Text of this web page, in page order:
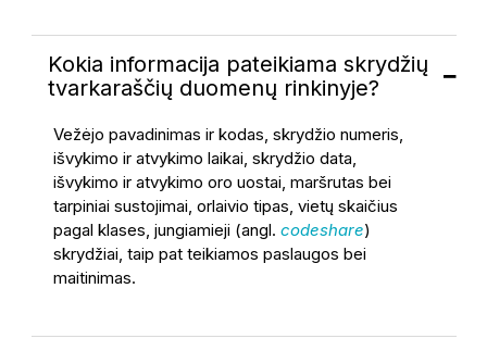
Kokia informacija pateikiama skrydžių
tvarkaraščių duomenų rinkinyje?
Vežėjo pavadinimas ir kodas, skrydžio numeris,
išvykimo ir atvykimo laikai, skrydžio data,
išvykimo ir atvykimo oro uostai, maršrutas bei
tarpiniai sustojimai, orlaivio tipas, vietų skaičius
pagal klases, jungiamieji (angl. codeshare)
skrydžiai, taip pat teikiamos paslaugos bei
maitinimas.